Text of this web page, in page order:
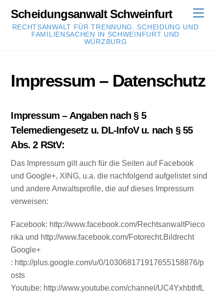
content
Scheidungsanwalt Schweinfurt
RECHTSANWALT FÜR TRENNUNG, SCHEIDUNG UND
FAMILIENSACHEN IN SCHWEINFURT UND
WÜRZBURG
Impressum – Datenschutz
Impressum – Angaben nach § 5
Telemediengesetz u. DL-InfoV u. nach § 55
Abs. 2 RStV:
Das Impressum gilt auch für die Seiten auf Facebook
und Google+, XING, u.a. die nachfolgend aufgelistet sind
und andere Anwaltsprofile, die auf dieses Impressum
verweisen:
Facebook: http://www.facebook.com/RechtsanwaltPieco
nka und http://www.facebook.com/Fotorecht.Bildrecht
Google+
: http://plus.google.com/u/0/103068171917655158876/p
osts
Youtube: http://www.youtube.com/channel/UC4YxhbthfL